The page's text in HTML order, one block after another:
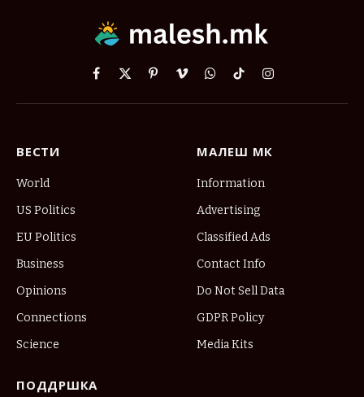
Facebook
X
PinterestVimeoWhatsApp
TikTokInstagram
ВЕСТИ
World
US Politics
EU Politics
Business
Opinions
Connections
Science
МАЛЕШ МК
Information
Advertising
Classified Ads
Contact Info
Do Not Sell Data
GDPR Policy
Media Kits
ПОДДРШКА